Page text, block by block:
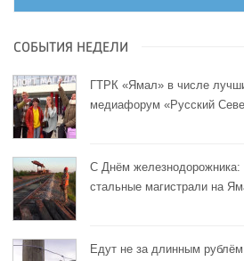
СОБЫТИЯ НЕДЕЛИ
ГТРК «Ямал» в числе
медиафорум «Русский
С Днём железнодорожника:
стальные магистрали на
Едут не за длинным